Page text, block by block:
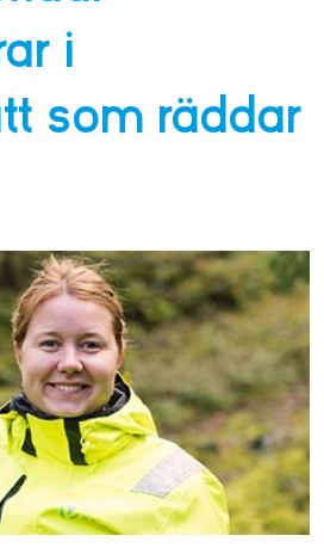
i
som räddar